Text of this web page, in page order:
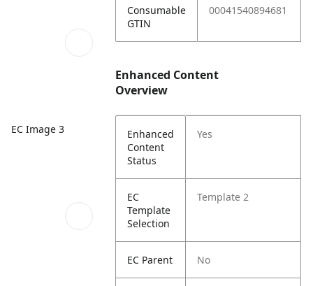
EC Image 3
Consumable
GTIN
00041540894681
Enhanced Content
Overview
Enhanced
Content
Status
Yes
EC
Template
Selection
Template 2
EC Parent No